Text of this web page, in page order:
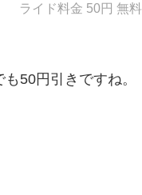
ライド料金 50円 無料
50円引きですね。